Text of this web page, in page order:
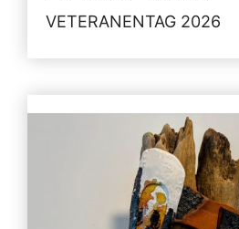
VETERANENTAG 2026